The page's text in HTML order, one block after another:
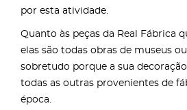
por esta atividade.
Quanto às peças da Real Fábrica
elas são todas obras de museus
sobretudo porque a sua
todas as outras provenientes de
época.